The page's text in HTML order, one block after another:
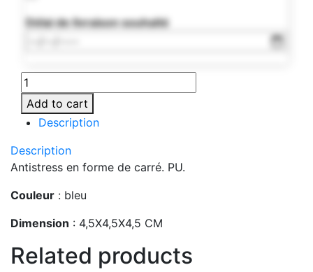
Délai de livraison souhaité
MO7659-
04
quantity
Add to cart
Description
Description
Antistress en forme de carré. PU.
Couleur : bleu
Dimension : 4,5X4,5X4,5 CM
Related products